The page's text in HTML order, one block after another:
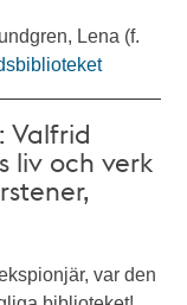
Lena (f.
Valfrid
liv och verk
var den